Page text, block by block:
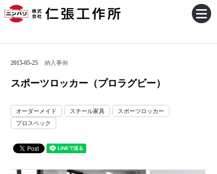
2015-05-25 納入事例
スポーツロッカー（プロラグビー）
オーダーメイド スチール家具
スポーツロッカー
プロスペック